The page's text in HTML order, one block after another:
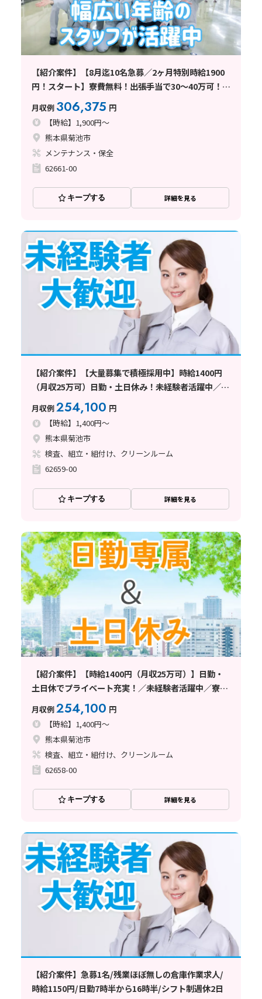
【紹介案件】【8月迄10名急募／2ヶ月特別時給1900
円！スタート】寮費無料！出張手当で30～40万可！英
月収例 306,375 円
【時給】1,900円～
熊本県菊池市
メンテナンス・保全
62661-00
キープする 詳細を見る
【紹介案件】【大量募集で積極採用中】時給1400円
（月収25万可）日勤・土日休み！未経験者活躍中／寮
手配可能求人
月収例254,100 円
【時給】1,400円～
熊本県菊池市
検査、組立・組付け、クリーンルーム
62659-00
キープする 詳細を見る
【紹介案件】【時給1400円（月収25万可）】日勤・
土日休でプライベート充実！／未経験者活躍中／寮手
配可能求人
月収例254,100 円
【時給】1,400円～
熊本県菊池市
検査、組立・組付け、クリーンルーム
62658-00
キープする 詳細を見る
【紹介案件】急募1名/残業ほぼ無しの倉庫作業求人/
時給1150円/日勤7時半から16時半/シフト制週休2日